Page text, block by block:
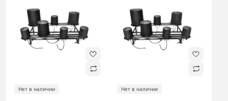
Нет в наличии Нет в наличии